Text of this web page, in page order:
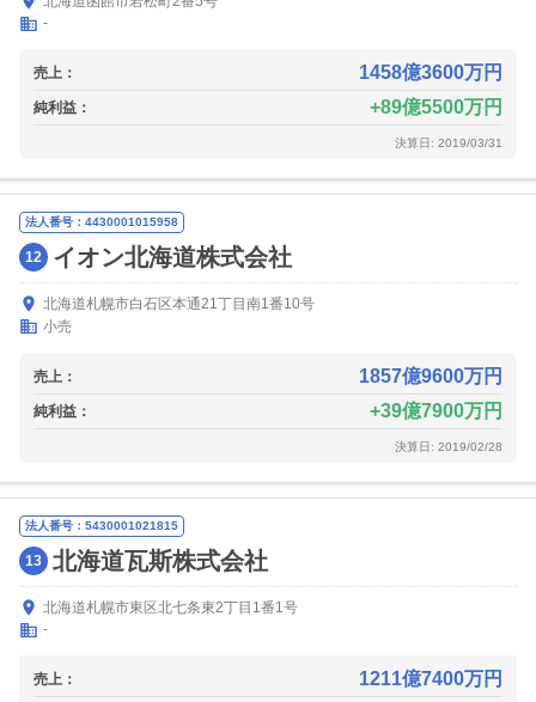
-
売上： 1458億3600万円
純利益： 89億5500万円
決算日: 2019/03/31
法人番号：4430001015958
12 イオン北海道株式会社
北海道札幌市白石区本通21丁目南1番10号
小売
売上： 1857億9600万円
純利益： 39億7900万円
決算日: 2019/02/28
法人番号：5430001021815
13 北海道瓦斯株式会社
北海道札幌市東区北七条東2丁目1番1号
-
売上： 1211億7400万円